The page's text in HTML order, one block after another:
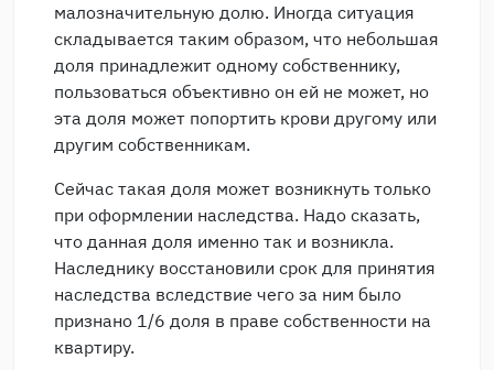
малозначительную долю. Иногда ситуация
складывается таким образом, что небольшая
доля принадлежит одному собственнику,
пользоваться объективно он ей не может, но
эта доля может попортить крови другому или
другим собственникам.
Сейчас такая доля может возникнуть только
при оформлении наследства. Надо сказать,
что данная доля именно так и возникла.
Наследнику восстановили срок для принятия
наследства вследствие чего за ним было
признано 1/6 доля в праве собственности на
квартиру.